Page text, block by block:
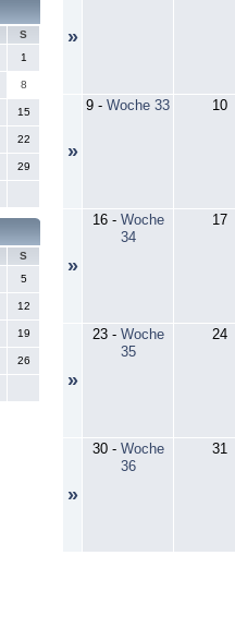
S
1
8
15
22
29
S
5
12
19
26
»
»
9 - Woche 33 10
»
16- Woche
34
17
»
23- Woche
35
24
»
30- Woche
36
31